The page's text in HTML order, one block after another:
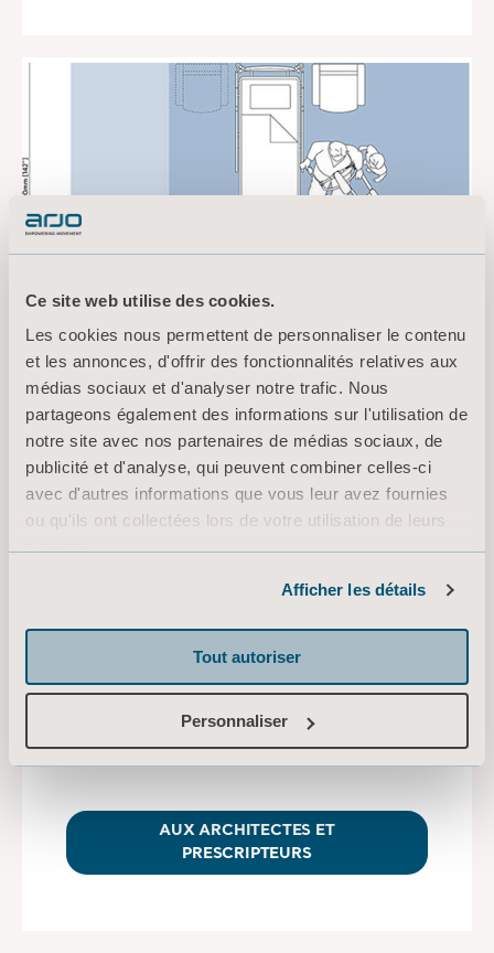
Ce site web utilise des cookies.
Les cookies nous permettent de personnaliser le contenu
et les annonces, d'offrir des fonctionnalités relatives aux
médias sociaux et d'analyser notre trafic. Nous
partageons également des informations sur l'utilisation de
notre site avec nos partenaires de médias sociaux, de
publicité et d'analyse, qui peuvent combiner celles-ci
avec d'autres informations que vous leur avez fournies
ou qu'ils ont collectées lors de votre utilisation de leurs
Afficher les détails
Tout autoriser
Personnaliser
Adapter la conception à
Arjo collabore étroitement avec des architectes,
des directeurs d'établissements de long séjour,
des experts en manutention de patients, des
efficacement des espaces adaptés aux besoins
de chaque patient.
AUX ARCHITECTES ET
PRESCRIPTEURS